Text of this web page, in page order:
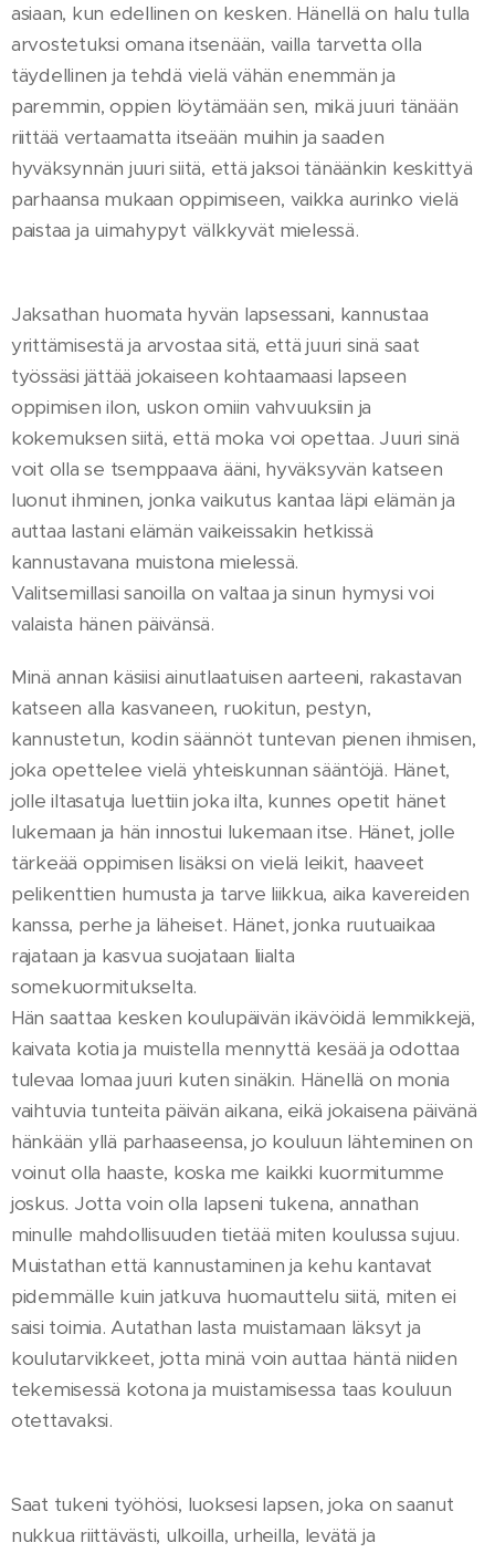
asiaan, kun edellinen on kesken. Hänellä on halu tulla
arvostetuksi omana itsenään, vailla tarvetta olla
täydellinen ja tehdä vielä vähän enemmän ja
paremmin, oppien löytämään sen, mikä juuri tänään
riittää vertaamatta itseään muihin ja saaden
hyväksynnän juuri siitä, että jaksoi tänäänkin keskittyä
parhaansa mukaan oppimiseen, vaikka aurinko vielä
paistaa ja uimahypyt välkkyvät mielessä.
Jaksathan huomata hyvän lapsessani, kannustaa
yrittämisestä ja arvostaa sitä, että juuri sinä saat
työssäsi jättää jokaiseen kohtaamaasi lapseen
oppimisen ilon, uskon omiin vahvuuksiin ja
kokemuksen siitä, että moka voi opettaa. Juuri sinä
voit olla se tsemppaava ääni, hyväksyvän katseen
luonut ihminen, jonka vaikutus kantaa läpi elämän ja
auttaa lastani elämän vaikeissakin hetkissä
kannustavana muistona mielessä.
Valitsemillasi sanoilla on valtaa ja sinun hymysi voi
valaista hänen päivänsä.
Minä annan käsiisi ainutlaatuisen aarteeni, rakastavan
katseen alla kasvaneen, ruokitun, pestyn,
kannustetun, kodin säännöt tuntevan pienen ihmisen,
joka opettelee vielä yhteiskunnan sääntöjä. Hänet,
jolle iltasatuja luettiin joka ilta, kunnes opetit hänet
lukemaan ja hän innostui lukemaan itse. Hänet, jolle
tärkeää oppimisen lisäksi on vielä leikit, haaveet
pelikenttien humusta ja tarve liikkua, aika kavereiden
kanssa, perhe ja läheiset. Hänet, jonka ruutuaikaa
rajataan ja kasvua suojataan liialta
somekuormitukselta.
Hän saattaa kesken koulupäivän ikävöidä lemmikkejä,
kaivata kotia ja muistella mennyttä kesää ja odottaa
tulevaa lomaa juuri kuten sinäkin. Hänellä on monia
vaihtuvia tunteita päivän aikana, eikä jokaisena päivänä
hänkään yllä parhaaseensa, jo kouluun lähteminen on
voinut olla haaste, koska me kaikki kuormitumme
joskus. Jotta voin olla lapseni tukena, annathan
minulle mahdollisuuden tietää miten koulussa sujuu.
Muistathan että kannustaminen ja kehu kantavat
pidemmälle kuin jatkuva huomauttelu siitä, miten ei
saisi toimia. Autathan lasta muistamaan läksyt ja
koulutarvikkeet, jotta minä voin auttaa häntä niiden
tekemisessä kotona ja muistamisessa taas kouluun
otettavaksi.
Saat tukeni työhösi, luoksesi lapsen, joka on saanut
nukkua riittävästi, ulkoilla, urheilla, levätä ja